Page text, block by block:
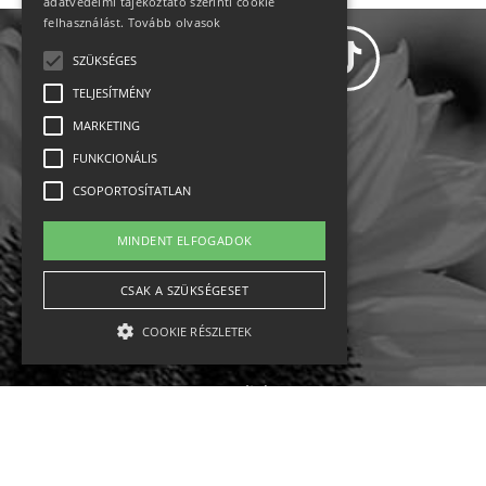
Állásajánlatok
Impresszum-kapcsolat
Jogi nyilatkozat
English
felhasználást. Tovább olvasok
SZÜKSÉGES
TELJESÍTMÉNY
MARKETING
FUNKCIONÁLIS
CSOPORTOSÍTATLAN
MINDENT ELFOGADOK
CSAK A SZÜKSÉGESET
COOKIE RÉSZLETEK